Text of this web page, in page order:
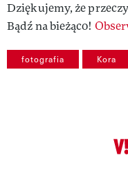
Dziękujemy, że
Bądź na bieżąco!
fotografia Kora